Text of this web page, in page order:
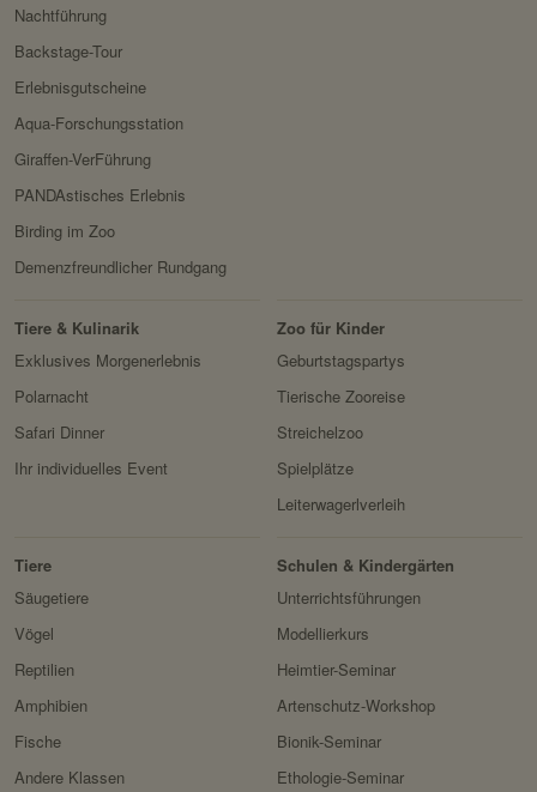
Nachtführung
Backstage-Tour
Erlebnisgutscheine
Aqua-Forschungsstation
Giraffen-VerFührung
PANDAstisches Erlebnis
Birding im Zoo
Demenzfreundlicher Rundgang
Tiere & Kulinarik
Exklusives Morgenerlebnis
Polarnacht
Safari Dinner
Ihr individuelles Event
Zoo für Kinder
Geburtstagspartys
Tierische Zooreise
Streichelzoo
Spielplätze
Leiterwagerlverleih
Schulen & Kindergärten
Unterrichtsführungen
Modellierkurs
Heimtier-Seminar
Artenschutz-Workshop
Bionik-Seminar
Ethologie-Seminar
Tiere
Säugetiere
Vögel
Reptilien
Amphibien
Fische
Andere Klassen